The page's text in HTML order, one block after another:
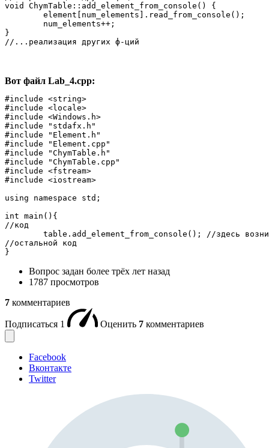
void ChymTable::add_element_from_console() {
}
//...реализация других ф-ций
Вот файл Lab_4.cpp:
#include <string>
#include <locale>
#include <Windows.h>
#include "stdafx.h"
#include "Element.h"
#include "Element.cpp"
#include "ChymTable.h"
#include "ChymTable.cpp"
#include <fstream>
#include <iostream>
using namespace std;
int main(){
//код
//остальной код
}
Вопрос задан более трёх лет назад
1787 просмотров
7 комментариев
Подписаться 1 Оценить 7 комментариев
Facebook
Вконтакте
Twitter